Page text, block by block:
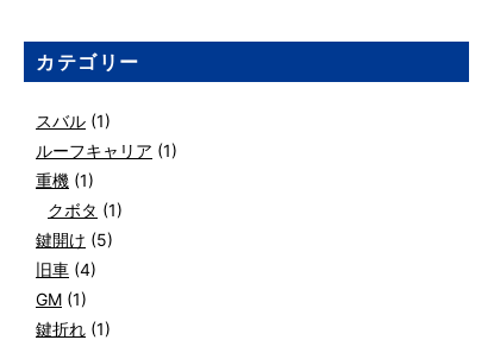
カテゴリー
スバル (1)
ルーフキャリア (1)
重機 (1)
クボタ (1)
鍵開け (5)
旧車 (4)
GM (1)
鍵折れ (1)